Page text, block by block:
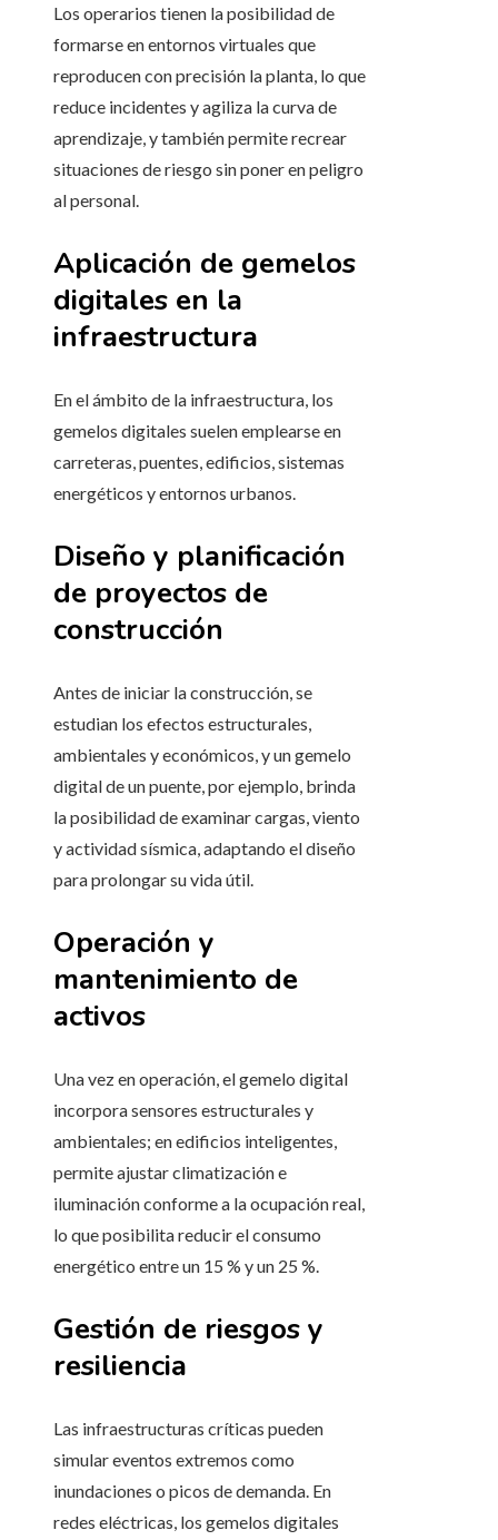
Los operarios tienen la posibilidad de
formarse en entornos virtuales que
reproducen con precisión la planta, lo que
reduce incidentes y agiliza la curva de
aprendizaje, y también permite recrear
situaciones de riesgo sin poner en peligro
al personal.
Aplicación de gemelos
digitales en la
infraestructura
En el ámbito de la infraestructura, los
gemelos digitales suelen emplearse en
carreteras, puentes, edificios, sistemas
energéticos y entornos urbanos.
Diseño y planificación
de proyectos de
construcción
Antes de iniciar la construcción, se
estudian los efectos estructurales,
ambientales y económicos, y un gemelo
digital de un puente, por ejemplo, brinda
la posibilidad de examinar cargas, viento
y actividad sísmica, adaptando el diseño
para prolongar su vida útil.
Operación y
mantenimiento de
activos
Una vez en operación, el gemelo digital
incorpora sensores estructurales y
ambientales; en edificios inteligentes,
permite ajustar climatización e
iluminación conforme a la ocupación real,
lo que posibilita reducir el consumo
energético entre un 15 % y un 25 %.
Gestión de riesgos y
resiliencia
Las infraestructuras críticas pueden
simular eventos extremos como
inundaciones o picos de demanda. En
redes eléctricas, los gemelos digitales